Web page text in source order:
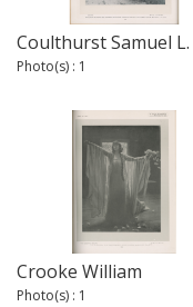
Coulthurst Samuel L.
Photo(s) : 1
Crooke William
Photo(s) : 1